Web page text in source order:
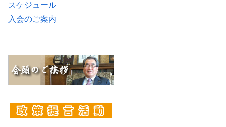
スケジュール
入会のご案内